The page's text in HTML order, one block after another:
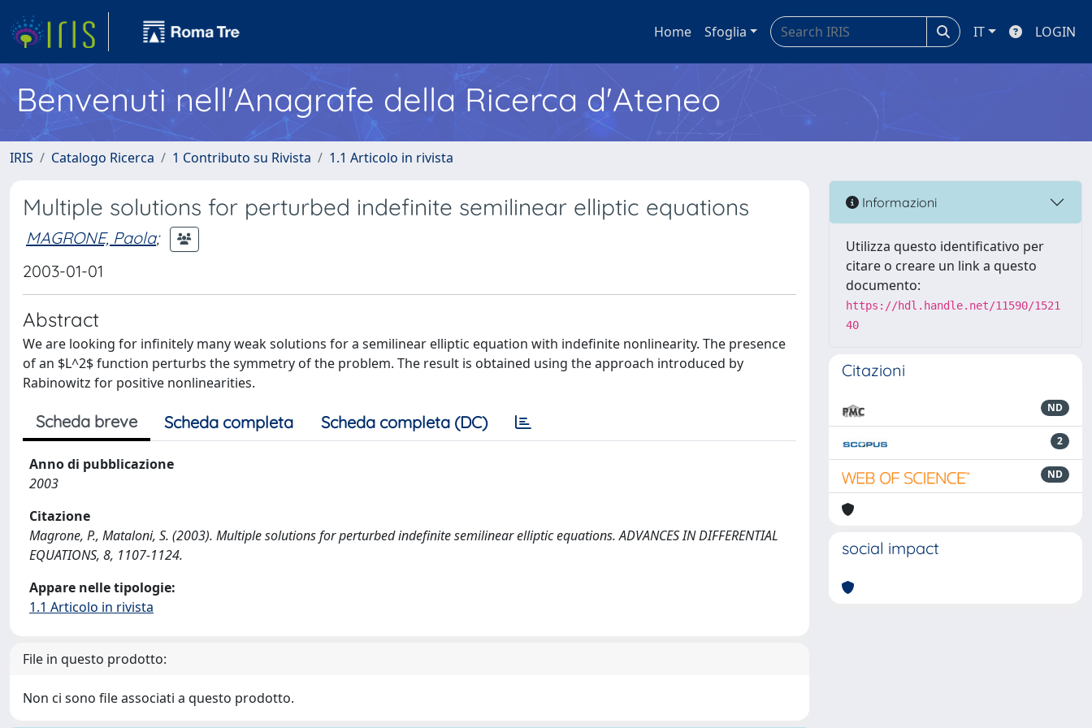
Home Sfoglia IT LOGIN
Benvenuti nell'Anagrafe della Ricerca d'Ateneo
IRIS Catalogo Ricerca 1 Contributo su Rivista 1.1 Articolo in rivista
Multiple solutions for perturbed indefinite semilinear elliptic equations
MAGRONE, Paola;
2003-01-01
Abstract
We are looking for infinitely many weak solutions for a semilinear elliptic equation with indefinite nonlinearity. The presence
of an $L^2$ function perturbs the symmetry of the problem. The result is obtained using the approach introduced by
Rabinowitz for positive nonlinearities.
Scheda breve Scheda completa Scheda completa (DC)
Anno di pubblicazione
2003
Citazione
Magrone, P., Mataloni, S. (2003). Multiple solutions for perturbed indefinite semilinear elliptic equations. ADVANCES IN DIFFERENTIAL
EQUATIONS, 8, 1107-1124.
Appare nelle tipologie:
1.1 Articolo in rivista
File in questo prodotto:
Non ci sono file associati a questo prodotto.
Informazioni
Utilizza questo identificativo per
citare o creare un link a questo
documento:
https://hdl.handle.net/11590/1521
40
Citazioni
ND
2
ND
social impact